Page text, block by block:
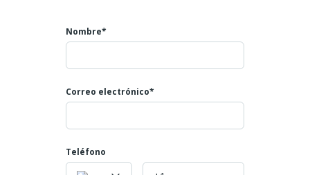
Rodeado de un entorno natural y con una magnífica
Arrendo $ 7.500.000 incluida administración
Valor $1.400 millones, se bajó a 1.200 millones
Teléfono: 602 4007808
Celulares: 3045866793
NUMERO DE LA PROPIEDAD ID 587
Nombre*
Correo electrónico*
Teléfono